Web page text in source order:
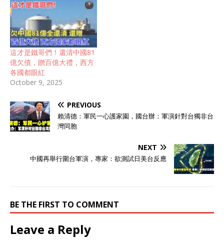
在；它至今仍在实行严格的
闭关锁国政策，普通人想进
去一探究竟，难度堪比登
天。 这个国家，就是土库曼
斯坦，一个比朝鲜还要难以
捉摸的神秘国度。 说起土库
曼斯坦，很多朋友可能一时
半会儿都反应不过来它在
哪。这个国家地处中亚，紧
置可以说相当敏感。 苏联解
体后，它和其他几个“斯坦
国”一同获得了独立。但和其
走上了一条独一无二的道
山，南边的邻居阿富汗战火
纷飞，西边的伊朗又是个地
区强国。 当时的领导人尼亚
佐夫是个明白人，他深知，
這才是鐵哥們！還清中國81
億欠債，贈百億大禮，西方
各國都眼紅
October 9, 2025
PREVIOUS
賴清德：軍民一心護家園，國台辦：軍演針對台獨非台
灣同胞
NEXT
中國再舉行圍台軍演，專家：欲測試日美台反應
BE THE FIRST TO COMMENT
Leave a Reply